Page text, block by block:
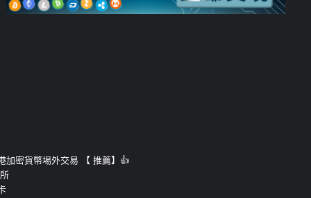
加密貨幣埸外交易 【 推薦】👍